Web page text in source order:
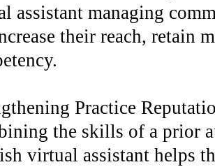
assistant managing
their reach, retain
Practice
the skills of a prior
virtual assistant helps